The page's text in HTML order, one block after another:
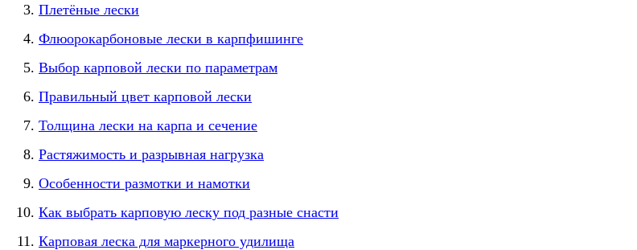
Плетёные лески
Флюорокарбоновые лески в карпфишинге
Выбор карповой лески по параметрам
Правильный цвет карповой лески
Толщина лески на карпа и сечение
Растяжимость и разрывная нагрузка
Особенности размотки и намотки
Как выбрать карповую леску под разные снасти
Карповая леска для маркерного удилища